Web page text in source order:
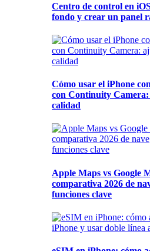
Centro de control en
fondo y crear un panel
Cómo usar el iPhone
con Continuity Camera:
calidad
Apple Maps vs Google
comparativa 2026 de
funciones clave